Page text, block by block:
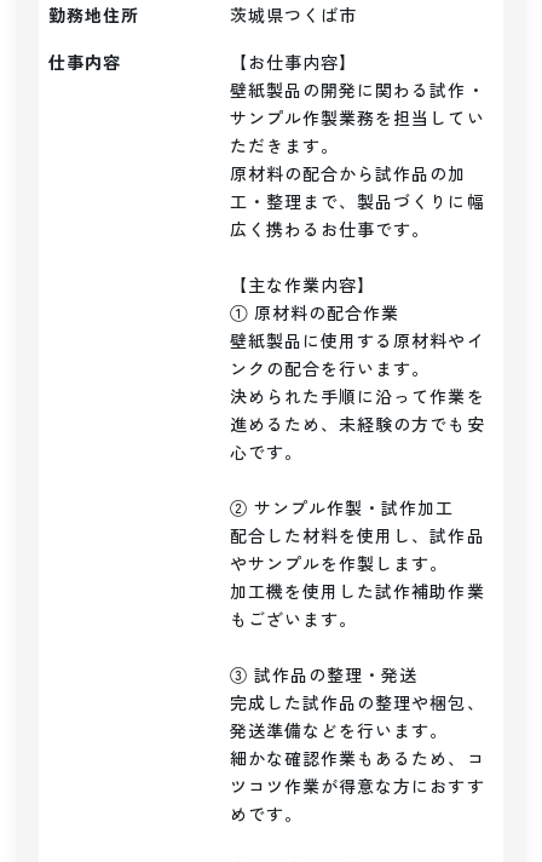
勤務地住所
茨城県つくば市
仕事内容
【お仕事内容】
壁紙製品の開発に関わる試作・
サンプル作製業務を担当してい
ただきます。
原材料の配合から試作品の加
工・整理まで、製品づくりに幅
広く携わるお仕事です。
【主な作業内容】
① 原材料の配合作業
壁紙製品に使用する原材料やイ
ンクの配合を行います。
決められた手順に沿って作業を
進めるため、未経験の方でも安
心です。
② サンプル作製・試作加工
配合した材料を使用し、試作品
やサンプルを作製します。
加工機を使用した試作補助作業
もございます。
③ 試作品の整理・発送
完成した試作品の整理や梱包、
発送準備などを行います。
細かな確認作業もあるため、コ
ツコツ作業が得意な方におすす
めです。